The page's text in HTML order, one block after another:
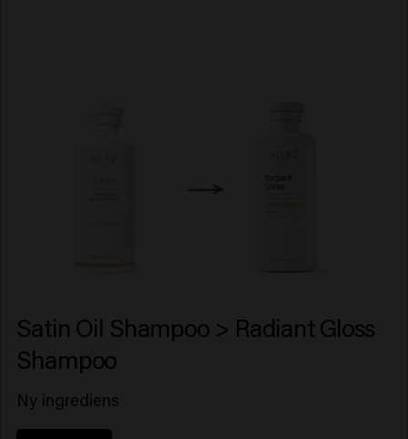
Satin Oil Shampoo > Radiant Gloss
Shampoo
Ny ingrediens